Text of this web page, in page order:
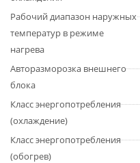
Рабочий диапазон наружных
температур в режиме
нагрева
Авторазморозка внешнего
блока
Класс энергопотребления
(охлаждение)
Класс энергопотребления
(обогрев)